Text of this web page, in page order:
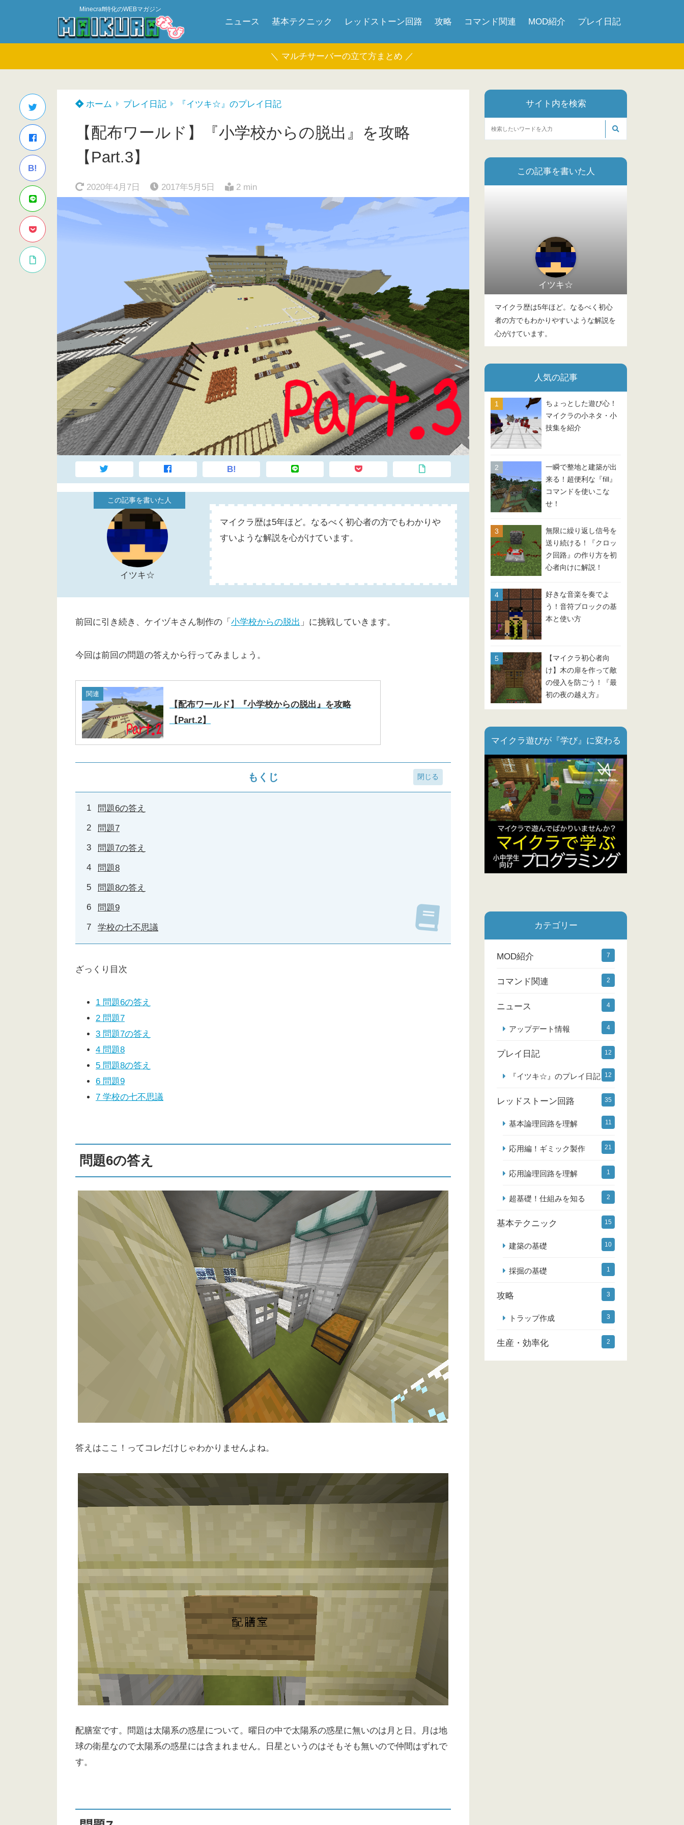
Minecraft特化のWEBマガジン
ニュース 基本テクニック レッドストーン回路 攻略 コマンド関連 MOD紹介 プレイ日記
＼ マルチサーバーの立て方まとめ ／
B!
ホーム プレイ日記 『イツキ☆』のプレイ日記
【配布ワールド】『小学校からの脱出』を攻略
【Part.3】
2020年4月7日 2017年5月5日 2 min
B!
イツキ☆
マイクラ歴は5年ほど。なるべく初心者の方でもわかりや
すいような解説を心がけています。
前回に引き続き、ケイヅキさん制作の「 小学校からの脱出 」に挑戦していきます。
今回は前回の問題の答えから行ってみましょう。
関連
【配布ワールド】『小学校からの脱出』を攻略
【Part.2】
もくじ
問題6の答え
問題7
問題7の答え
問題8
問題8の答え
問題9
学校の七不思議
ざっくり目次
1 問題6の答え
2 問題7
3 問題7の答え
4 問題8
5 問題8の答え
6 問題9
7 学校の七不思議
問題6の答え
答えはここ！ってコレだけじゃわかりませんよね。
配膳室です。問題は太陽系の惑星について。曜日の中で太陽系の惑星に無いのは月と日。月は地
球の衛星なので太陽系の惑星には含まれません。日星というのはそもそも無いので仲間はずれで
す。
サイト内を検索
この記事を書いた人
イツキ☆
マイクラ歴は5年ほど。なるべく初心
者の方でもわかりやすいような解説を
心がけています。
人気の記事
ちょっとした遊び心！
マイクラの小ネタ・小
技集を紹介
一瞬で整地と建築が出
来る！超便利な『fill』
コマンドを使いこな
せ！
無限に繰り返し信号を
送り続ける！『クロッ
ク回路』の作り方を初
心者向けに解説！
好きな音楽を奏でよ
う！音符ブロックの基
本と使い方
【マイクラ初心者向
け】木の扉を作って敵
の侵入を防ごう！『最
初の夜の越え方』
マイクラ遊びが『学び』に変わる
カテゴリー
MOD紹介 7
コマンド関連 2
ニュース 4
アップデート情報 4
プレイ日記 12
『イツキ☆』のプレイ日記 12
レッドストーン回路 35
基本論理回路を理解 11
応用編！ギミック製作 21
応用論理回路を理解 1
超基礎！仕組みを知る 2
基本テクニック 15
建築の基礎 10
採掘の基礎 1
攻略 3
トラップ作成 3
生産・効率化 2